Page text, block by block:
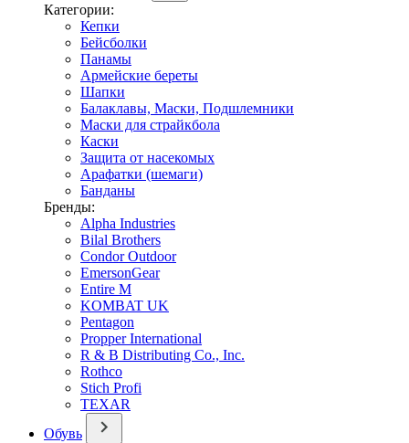
Категории:
Кепки
Бейсболки
Панамы
Армейские береты
Шапки
Балаклавы, Маски, Подшлемники
Маски для страйкбола
Каски
Защита от насекомых
Арафатки (шемаги)
Банданы
Бренды:
Alpha Industries
Bilal Brothers
Condor Outdoor
EmersonGear
Entire M
KOMBAT UK
Pentagon
Propper International
R & B Distributing Co., Inc.
Rothco
Stich Profi
TEXAR
Обувь